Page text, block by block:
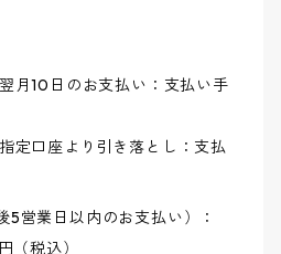
月10日のお支払い：支払い手
定口座より引き落とし：支払
5営業日以内のお支払い）：
（税込）